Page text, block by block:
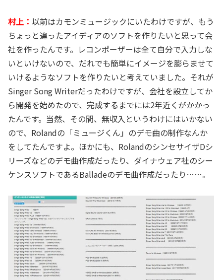
村上： 以前はカモンミュージックにいたわけですが、もう
ちょっと違ったアイディアのソフトを作りたいと思って会
社を作ったんです。レコンポーザーは全て自分で入力しな
いといけないので、だれでも簡単にイメージを膨らませて
いけるようなソフトを作りたいと考えていました。それが
Singer Song Writerだったわけですが、会社を設立してか
ら開発を始めたので、完成するまでには2年近くがかかっ
たんです。当然、その間、無収入というわけにはいかない
ので、Rolandの「ミュージくん」のデモ曲の制作なんか
をしてたんですよ。ほかにも、RolandのシンセサイザDシ
リーズなどのデモ曲作成だったり、ダイナウェア社のシー
ケンスソフトであるBalladeのデモ曲作成だったり……。